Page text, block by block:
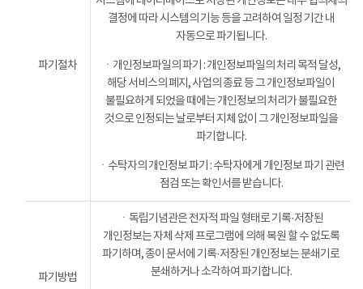
파기절차
결정에 따라 시스템의 기능 등을 고려하여 일정 기간 내
자동으로 파기됩니다.
ㆍ개인정보파일의 파기 : 개인정보파일의 처리 목적 달성,
해당 서비스의 폐지, 사업의 종료 등 그 개인정보파일이
불필요하게 되었을 때에는 개인정보의 처리가 불필요한
것으로 인정되는 날로부터 지체 없이 그 개인정보파일을
파기합니다.
ㆍ수탁자의 개인정보 파기 : 수탁자에게 개인정보 파기 관련
점검 또는 확인서를 받습니다.
파기방법
ㆍ독립기념관은 전자적 파일 형태로 기록·저장된
개인정보는 자체 삭제 프로그램에 의해 복원 할 수 없도록
파기하며, 종이 문서에 기록·저장된 개인정보는 분쇄기로
분쇄하거나 소각하여 파기합니다.